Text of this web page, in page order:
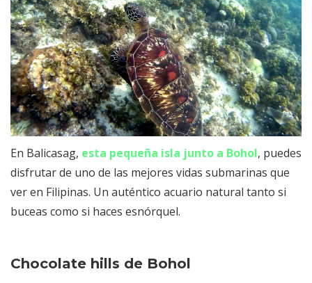
En Balicasag, esta pequeña isla junto a Bohol, puedes
disfrutar de uno de las mejores vidas submarinas que
ver en Filipinas. Un auténtico acuario natural tanto si
buceas como si haces esnórquel.
Chocolate hills de Bohol